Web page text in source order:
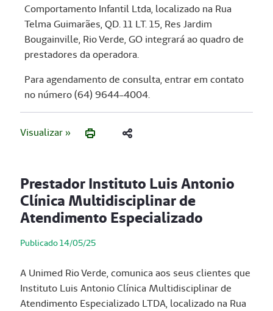
Comportamento Infantil Ltda, localizado na Rua
Telma Guimarães, QD. 11 LT. 15, Res Jardim
Bougainville, Rio Verde, GO integrará ao quadro de
prestadores da operadora.
Para agendamento de consulta, entrar em contato
no número (64) 9644-4004.
Visualizar »
Prestador Instituto Luis Antonio
Clínica Multidisciplinar de
Atendimento Especializado
Publicado 14/05/25
A Unimed Rio Verde, comunica aos seus clientes que
Instituto Luis Antonio Clínica Multidisciplinar de
Atendimento Especializado LTDA, localizado na Rua